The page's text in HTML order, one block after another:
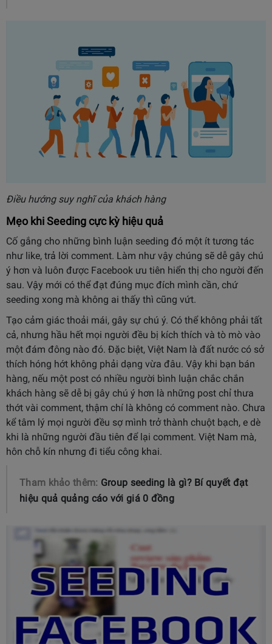
Điều hướng suy nghĩ của khách hàng
Mẹo khi Seeding cực kỳ hiệu quả
Cố gắng cho những bình luận seeding đó một ít tương tác
như like, trả lời comment. Làm như vậy chúng sẽ dễ gây chú
ý hơn và luôn được Facebook ưu tiên hiển thị cho người đến
sau. Vậy mới có thể đạt đúng mục đích mình cần, chứ
seeding xong mà không ai thấy thì cũng vứt.
Tạo cảm giác thoải mái, gây sự chú ý. Có thể không phải tất
cả, nhưng hầu hết mọi người đều bị kích thích và tò mò vào
một đám đông nào đó. Đặc biệt, Việt Nam là đất nước có sở
thích hóng hớt không phải dạng vừa đâu. Vậy khi bạn bán
hàng, nếu một post có nhiều người bình luận chắc chắn
khách hàng sẽ dễ bị gây chú ý hơn là những post chỉ thưa
thớt vài comment, thậm chí là không có comment nào. Chưa
kể tâm lý mọi người đều sợ mình trở thành chuột bạch, e dè
khi là những người đầu tiên để lại comment. Việt Nam mà,
hôn chỗ kín nhưng đi tiểu công khai.
Tham khảo thêm: Group seeding là gì? Bí quyết đạt
hiệu quả quảng cáo với giá 0 đồng